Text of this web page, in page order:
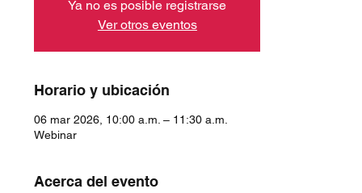
Ya no es posible registrarse
Ver otros eventos
Horario y ubicación
06 mar 2026, 10:00 a.m. – 11:30 a.m.
Webinar
Acerca del evento